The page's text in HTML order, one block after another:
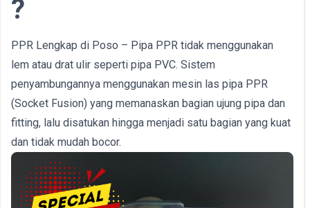
?
PPR Lengkap di Poso – Pipa PPR tidak menggunakan
lem atau drat ulir seperti pipa PVC. Sistem
penyambungannya menggunakan mesin las pipa PPR
(Socket Fusion) yang memanaskan bagian ujung pipa dan
fitting, lalu disatukan hingga menjadi satu bagian yang kuat
dan tidak mudah bocor.